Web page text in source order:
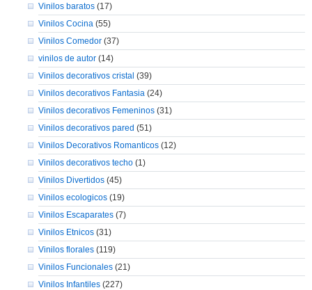
Vinilos baratos(17)
Vinilos Cocina(55)
Vinilos Comedor(37)
vinilos de autor(14)
Vinilos decorativos cristal (39)
Vinilos decorativos Fantasia(24)
Vinilos decorativos Femeninos(31)
Vinilos decorativos pared (51)
Vinilos Decorativos Romanticos(12)
Vinilos decorativos techo(1)
Vinilos Divertidos(45)
Vinilos ecologicos(19)
Vinilos Escaparates(7)
Vinilos Etnicos(31)
Vinilos florales(119)
Vinilos Funcionales(21)
Vinilos Infantiles(227)